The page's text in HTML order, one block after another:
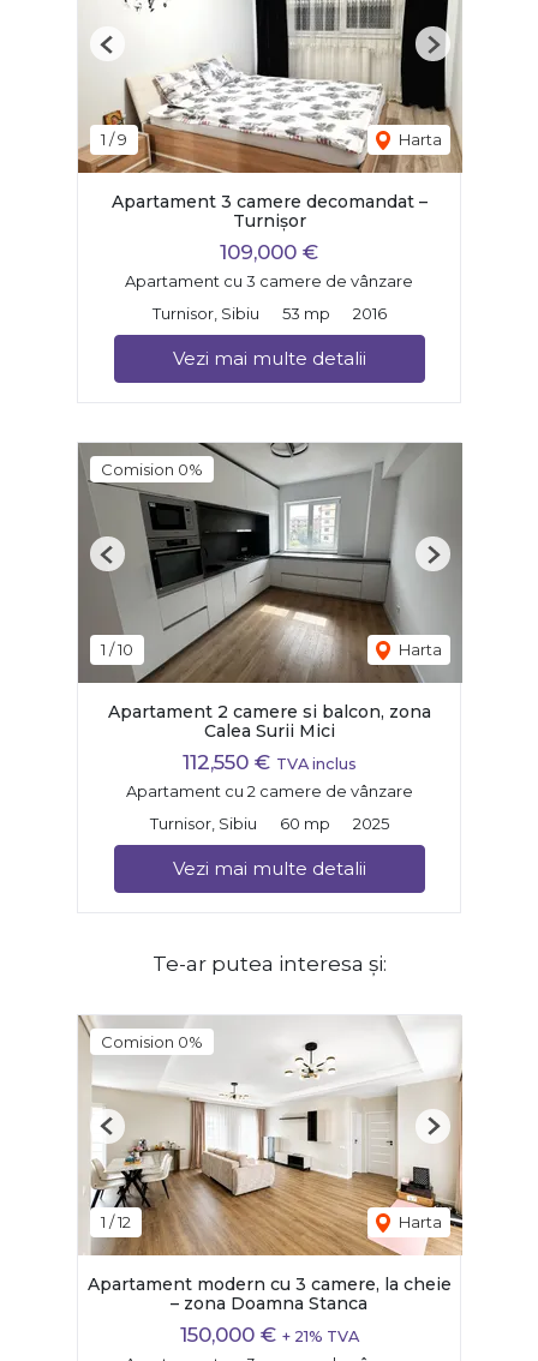
1 /9 Harta
Previous Next
Apartament 3 camere decomandat –
Turnișor
109,000 €
Apartament cu 3 camere de vânzare
Turnisor, Sibiu
53 mp 2016
Vezi mai multe detalii
Comision 0%
1 /10 Harta
Previous Next
Apartament 2 camere si balcon, zona
Calea Surii Mici
112,550 € TVA inclus
Apartament cu 2 camere de vânzare
Turnisor, Sibiu
60 mp 2025
Vezi mai multe detalii
Te-ar putea interesa și:
Comision 0%
1 /12 Harta
Previous Next
Apartament modern cu 3 camere, la cheie
– zona Doamna Stanca
150,000 € + 21% TVA